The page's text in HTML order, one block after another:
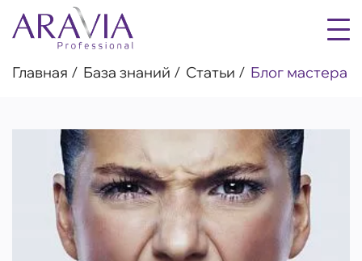
Главная База знаний Статьи Блог мастера